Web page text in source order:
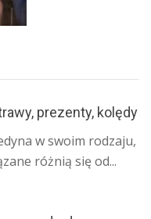
prezenty, kolędy
w swoim rodzaju,
różnią się od...